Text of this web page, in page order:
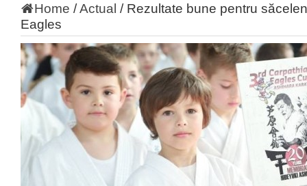
Home /Actual / Rezultate bune pentru
Eagles